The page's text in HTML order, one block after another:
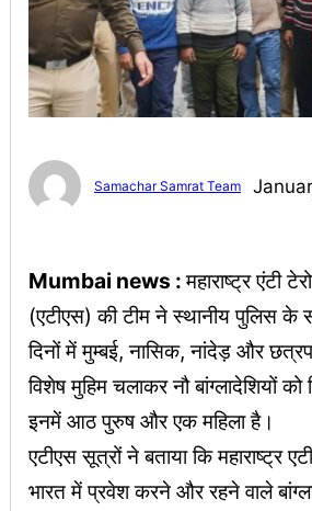
Samachar Samrat Team
Mumbai news :महाराष्ट्र एंटी
(एटीएस) की टीम ने स्थानीय पुलिस के
दिनों में मुम्बई, नासिक, नांदेड़ और
विशेष मुहिम चलाकर नौ बांग्लादेशियों को
इनमें आठ पुरुष और एक महिला है।
एटीएस सूत्रों ने बताया कि महाराष्ट्र
भारत में प्रवेश करने और रहने वाले